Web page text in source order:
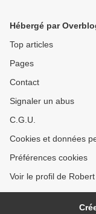
Hébergé par
Top articles
Pages
Contact
Signaler un abus
C.G.U.
Cookies et données
Préférences cookies
Voir le profil de